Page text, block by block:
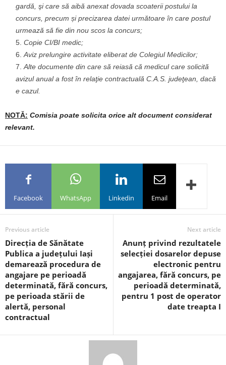
gardă, şi care să aibă anexat dovada scoaterii postului la
concurs, precum și precizarea datei următoare în care postul
urmează să fie din nou scos la concurs;
Copie CI/BI medic;
Aviz prelungire activitate eliberat de Colegiul Medicilor;
Alte documente din care să reiasă că medicul care solicită
avizul anual a fost în relaţie contractuală C.A.S. judeţean, dacă
e cazul.
NOTĂ: Comisia poate solicita orice alt document considerat
relevant.
Facebook WhatsApp Linkedin Email
Previous article
Direcția de Sănătate
Publica a județului Iași
demarează procedura de
angajare pe perioadă
determinată, fără concurs,
pe perioada stării de
alertă, personal
contractual
Next article
Anunț privind rezultatele
selecției dosarelor depuse
electronic pentru
angajarea, fără concurs, pe
perioadă determinată,
pentru 1 post de operator
date treapta I